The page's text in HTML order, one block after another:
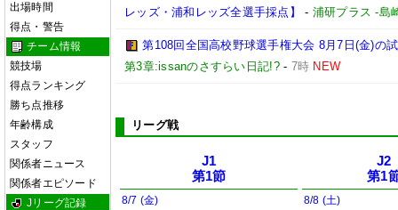
出場時間
得点・警告
チーム情報
競技場
得点ランキング
勝ち点推移
年齢構成
スタッフ
関係者ニュース
関係者エピソード
Jリーグ記録
レッズ・浦和レッズ全選手採点】
- 浦研プラス -島
第108回全国高校野球選手権大会 8月7日(金)の
第3章:issanのさすらい日記!?- 7時 NEW
リーグ戦
J1
第1節
8/7 (金)
J2
第1
8/8 (土)